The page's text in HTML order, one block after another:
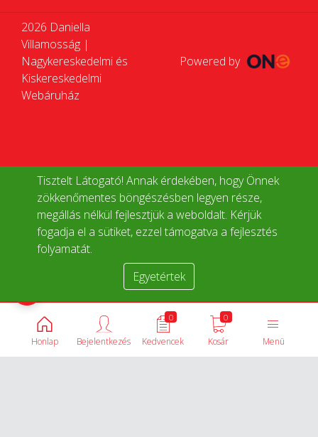
Tisztelt Látogató! Annak érdekében, hogy Önnek
zökkenőmentes böngészésben legyen része,
megállás nélkül fejlesztjük a weboldalt. Kérjük
fogadja el a sütiket, ezzel támogatva a fejlesztés
folyamatát.
Egyetértek
2026 Daniella
Villamosság |
Nagykereskedelmi és
Kiskereskedelmi
Webáruház
Powered by
Honlap Menü
0
Kosár
0
Kedvencek
Bejelentkezés
Termékek összehasonlítása